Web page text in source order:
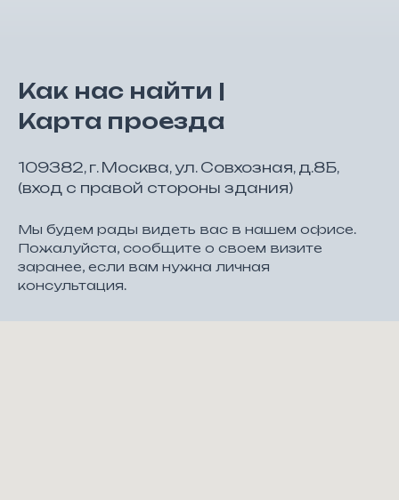
Как нас найти |
Карта проезда
109382, г. Москва, ул. Совхозная, д.8Б,
(вход с правой стороны здания)
Мы будем рады видеть вас в нашем офисе.
Пожалуйста, сообщите о своем визите
заранее, если вам нужна личная
консультация.